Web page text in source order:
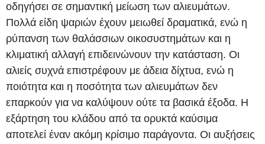
οδηγήσει σε σημαντική μείωση των αλιευμάτων.
Πολλά είδη ψαριών έχουν μειωθεί δραματικά, ενώ η
ρύπανση των θαλάσσιων οικοσυστημάτων και η
κλιματική αλλαγή επιδεινώνουν την κατάσταση. Οι
αλιείς συχνά επιστρέφουν με άδεια δίχτυα, ενώ η
ποιότητα και η ποσότητα των αλιευμάτων δεν
επαρκούν για να καλύψουν ούτε τα βασικά έξοδα. Η
εξάρτηση του κλάδου από τα ορυκτά καύσιμα
αποτελεί έναν ακόμη κρίσιμο παράγοντα. Οι αυξήσεις